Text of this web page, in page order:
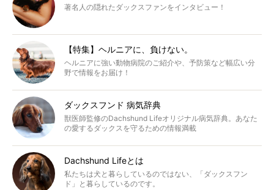
著名人の隠れたダックスファンをインタビュー！
【特集】ヘルニアに、負けない。
ヘルニアに強い動物病院のご紹介や、予防策など幅広い分
野で情報をお届け！
ダックスフンド 病気辞典
獣医師監修のDachshund Lifeオリジナル病気辞典。あなた
の愛するダックスを守るための情報満載
Dachshund Lifeとは
私たちは犬と暮らしているのではない、「ダックスフン
ド」と暮らしているのです。